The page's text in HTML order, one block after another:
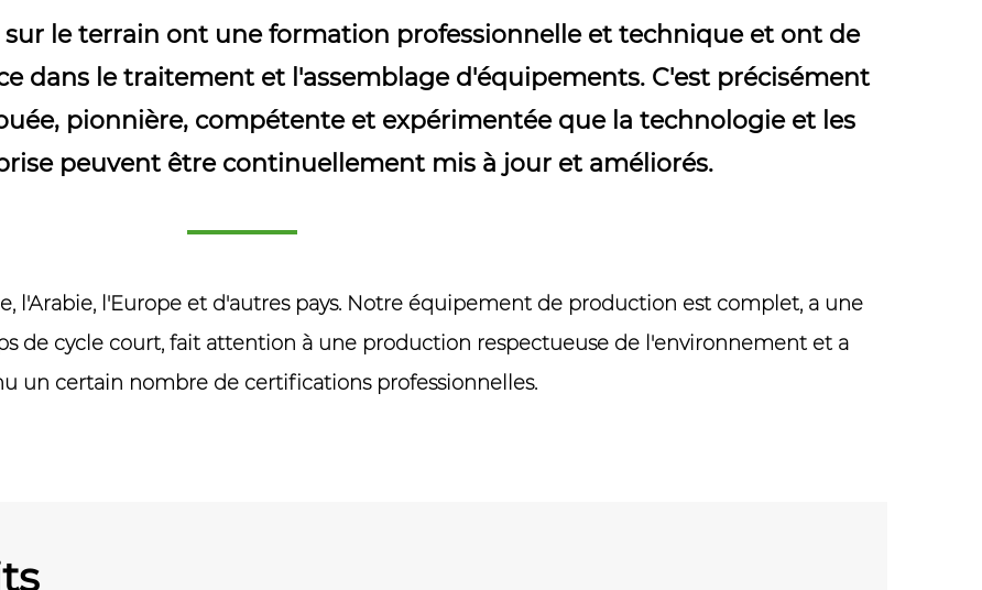
sur le terrain ont une formation professionnelle et technique et ont de
dans le traitement et l'assemblage d'équipements. C'est précisément
pionnière, compétente et expérimentée que la technologie et les
peuvent être continuellement mis à jour et améliorés.
l'Arabie, l'Europe et d'autres pays. Notre équipement de production est complet, a une
de cycle court, fait attention à une production respectueuse de l'environnement et a
un certain nombre de certifications professionnelles.